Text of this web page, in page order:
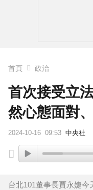
首頁 政治
首次接受立
然心態面對
2024-10-16 09:53 中央社
台北101董事長賈永婕今